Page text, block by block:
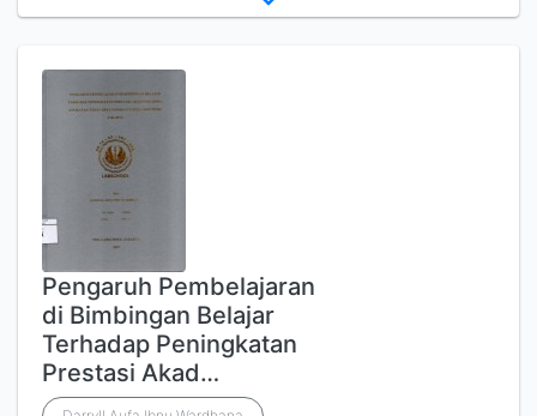
Pengaruh Pembelajaran
di Bimbingan Belajar
Terhadap Peningkatan
Prestasi Akad…